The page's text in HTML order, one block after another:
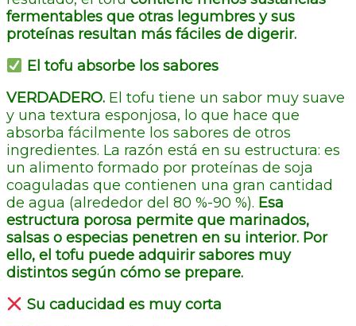
fermentables que otras legumbres y sus
proteínas resultan más fáciles de digerir.
El tofu absorbe los sabores
VERDADERO. El tofu tiene un sabor muy suave
y una textura esponjosa, lo que hace que
absorba fácilmente los sabores de otros
ingredientes. La razón está en su estructura: es
un alimento formado por proteínas de soja
coaguladas que contienen una gran cantidad
de agua (alrededor del 80 %-90 %). Esa
estructura porosa permite que marinados,
salsas o especias penetren en su interior. Por
ello, el tofu puede adquirir sabores muy
distintos según cómo se prepare.
Su caducidad es muy corta